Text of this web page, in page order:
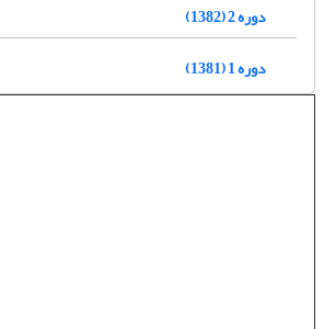
دوره 2 (1382)
دوره 1 (1381)